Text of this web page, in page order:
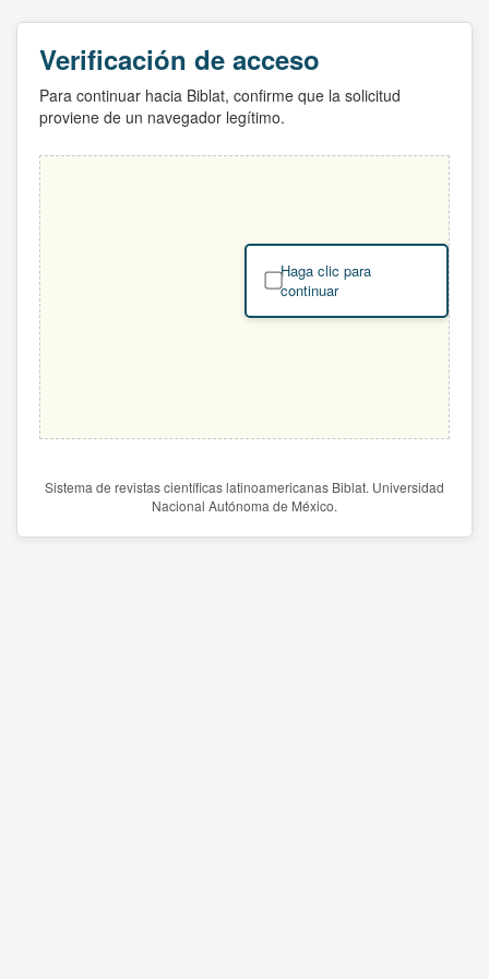
Verificación de acceso
Para continuar hacia Biblat, confirme que la solicitud
proviene de un navegador legítimo.
Haga clic para
continuar
Sistema de revistas científicas latinoamericanas Biblat. Universidad
Nacional Autónoma de México.